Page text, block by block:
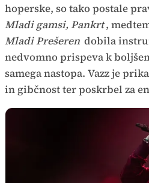
hoperske, so tako postale
Mladi gamsi, Pankrt,
Mladi Prešeren dobila
nedvomno prispeva k
samega nastopa. Vazz je
in gibčnost ter poskrbel za